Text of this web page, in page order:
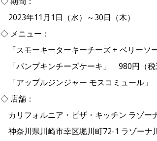
2023年11月1日（水）～30日（木）
◇ メニュー：
「スモーキーターキーチーズ + ベリーソ
「パンプキンチーズケーキ」 980円（税
「アップルジンジャー モスコミュール
◇ 店舗：
カリフォルニア・ピザ・キッチン ラゾー
神奈川県川崎市幸区堀川町72-1 ラゾーナ